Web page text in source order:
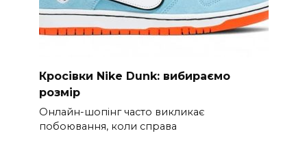
Кросівки Nike Dunk: вибираємо
розмір
Онлайн-шопінг часто викликає
побоювання, коли справа